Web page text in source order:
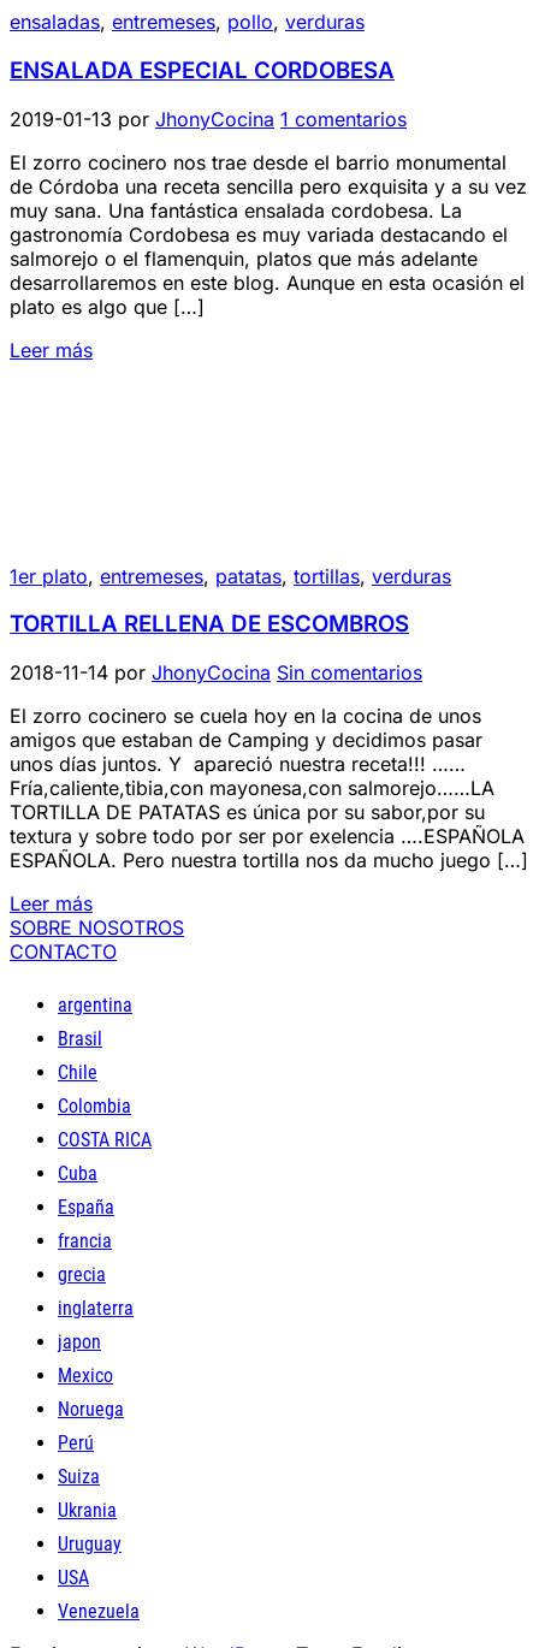
ensaladas, entremeses, pollo, verduras
ENSALADA ESPECIAL CORDOBESA
2019-01-13 por JhonyCocina 1 comentarios
El zorro cocinero nos trae desde el barrio monumental
de Córdoba una receta sencilla pero exquisita y a su vez
muy sana. Una fantástica ensalada cordobesa. La
gastronomía Cordobesa es muy variada destacando el
salmorejo o el flamenquin, platos que más adelante
desarrollaremos en este blog. Aunque en esta ocasión el
plato es algo que […]
Leer más
1er plato, entremeses, patatas, tortillas, verduras
TORTILLA RELLENA DE ESCOMBROS
2018-11-14 por JhonyCocina Sin comentarios
El zorro cocinero se cuela hoy en la cocina de unos
amigos que estaban de Camping y decidimos pasar
unos días juntos. Y apareció nuestra receta!!! ……
Fría,caliente,tibia,con mayonesa,con salmorejo……LA
TORTILLA DE PATATAS es única por su sabor,por su
textura y sobre todo por ser por exelencia ….ESPAÑOLA
ESPAÑOLA. Pero nuestra tortilla nos da mucho juego […]
Leer más
SOBRE NOSOTROS
CONTACTO
argentina
Brasil
Chile
Colombia
COSTA RICA
Cuba
España
francia
grecia
inglaterra
japon
Mexico
Noruega
Perú
Suiza
Ukrania
Uruguay
USA
Venezuela